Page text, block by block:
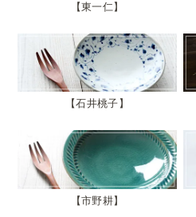
東一仁
石井桃子
市野耕